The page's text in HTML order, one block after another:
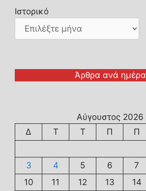
Ιστορικό
Άρθρα ανά ημέρα
Αύγουστος 2026
Δ
Τ Τ Π Π
3
4 5 6 7
10
11 12 13 14